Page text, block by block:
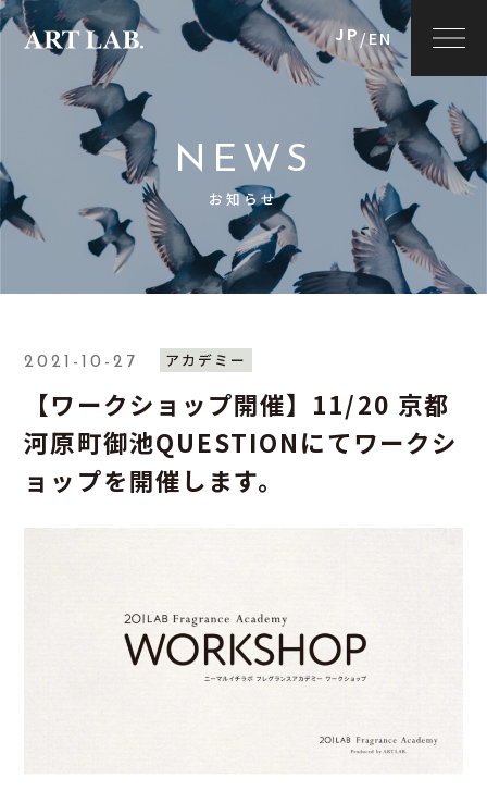
JP/EN
NEWS
お知らせ
2021-10-27 アカデミー
【ワークショップ開催】11/20 京都
河原町御池QUESTIONにてワークシ
ョップを開催します。